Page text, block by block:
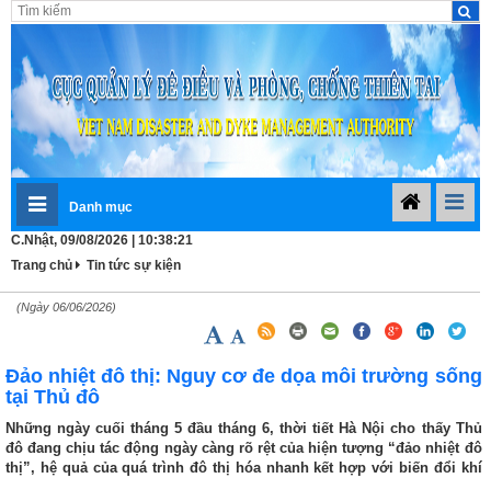
Danh mục
C.Nhật, 09/08/2026 | 10:38:22
Trang chủ
Tin tức sự kiện
(Ngày 06/06/2026)
Đảo nhiệt đô thị: Nguy cơ đe dọa môi trường sống
tại Thủ đô
Những ngày cuối tháng 5 đầu tháng 6, thời tiết Hà Nội cho thấy Thủ
đô đang chịu tác động ngày càng rõ rệt của hiện tượng “đảo nhiệt đô
thị”, hệ quả của quá trình đô thị hóa nhanh kết hợp với biến đổi khí